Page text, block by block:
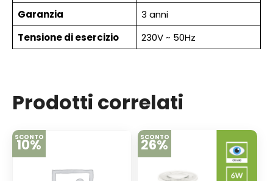
Garanzia
3 anni
Tensione di esercizio
230V ~ 50Hz
Prodotti correlati
SCONTO
10% SCONTO
26%